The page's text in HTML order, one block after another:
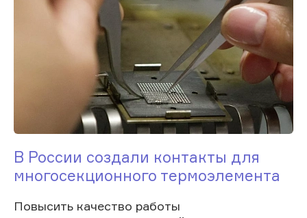
В России создали контакты для
многосекционного термоэлемента
Повысить качество работы